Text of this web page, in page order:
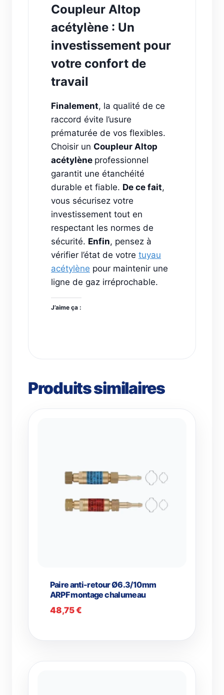
Coupleur Altop
acétylène : Un
investissement pour
votre confort de
travail
Finalement, la qualité de ce
raccord évite l’usure
prématurée de vos flexibles.
Choisir un Coupleur Altop
acétylène professionnel
garantit une étanchéité
durable et fiable. De ce fait,
vous sécurisez votre
investissement tout en
respectant les normes de
sécurité. Enfin, pensez à
vérifier l’état de votre tuyau
acétylène pour maintenir une
ligne de gaz irréprochable.
J’aime ça :
Produits similaires
Paire anti-retour Ø6.3/10mm
ARPF montage chalumeau
48,75€